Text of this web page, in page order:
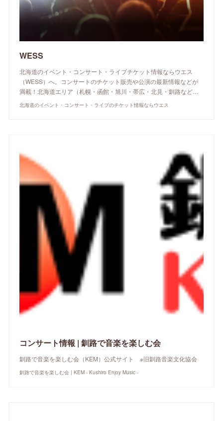
WESS
北海道のイベント・コンサート・ライブチケット情報ならウエス
（WESS）へ。コンサートのチケット販売や公演の最新情報などが
満載！北海道エリア（札幌・函館・旭川・帯広・北見・釧路など…
北海道のイベント・コンサート・ライブのチケット情報ならウエス
コンサート情報 | 釧路で音楽を楽しむ会
釧路で音楽を楽しむ会（KEM）公式サイト ※旧釧路音楽文化協会
釧路で音楽を楽しむ会 | KEM - Kushiro Enjoy Music -